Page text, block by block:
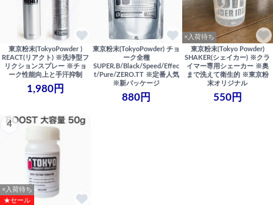
東京粉末(TokyoPowder )
REACT(リアクト) ※洗浄型フ
リクションスプレー ※チョ
ーク性能向上と手汗抑制
1,980円
東京粉末(TokyoPowder) チョ
ーク全種
SUPER.B/Black/Speed/Effec
t/Pure/ZERO.TT ※定番人気
※新パッケージ
880円
×入荷待ち
東京粉末(Tokyo Powder)
SHAKER(シェイカー) ※クラ
イマー専用シェーカー ※奥
まで洗えて衛生的 ※東京粉
末オリジナル
550円
4
×入荷待ち
★セール